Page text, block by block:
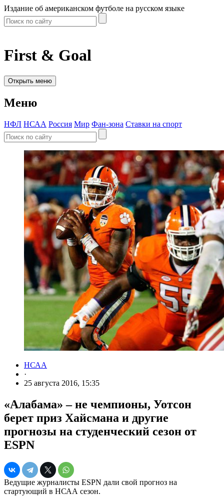
Издание об американском футболе на русском языке
First & Goal
Открыть меню
Меню
НФЛ НСАА Россия Мир Фан-зона Ставки на спорт
НСАА
·
25 августа 2016, 15:35
«Алабама» – не чемпионы, Уотсон
берет приз Хайсмана и другие
прогнозы на студенческий сезон от
ESPN
Ведущие журналисты ESPN дали свой прогноз на
стартующий в НСАА сезон.